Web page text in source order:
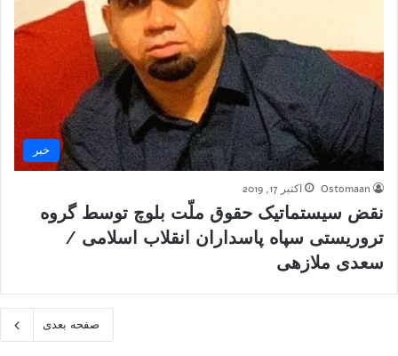
خبر
Ostomaan اکتبر 17, 2019
نقض سیستماتیک حقوق ملّت بلوچ توسط گروه
تروریستی سپاه پاسداران انقلاب اسلامی /
سعدی ملازهی
صفحه بعدی